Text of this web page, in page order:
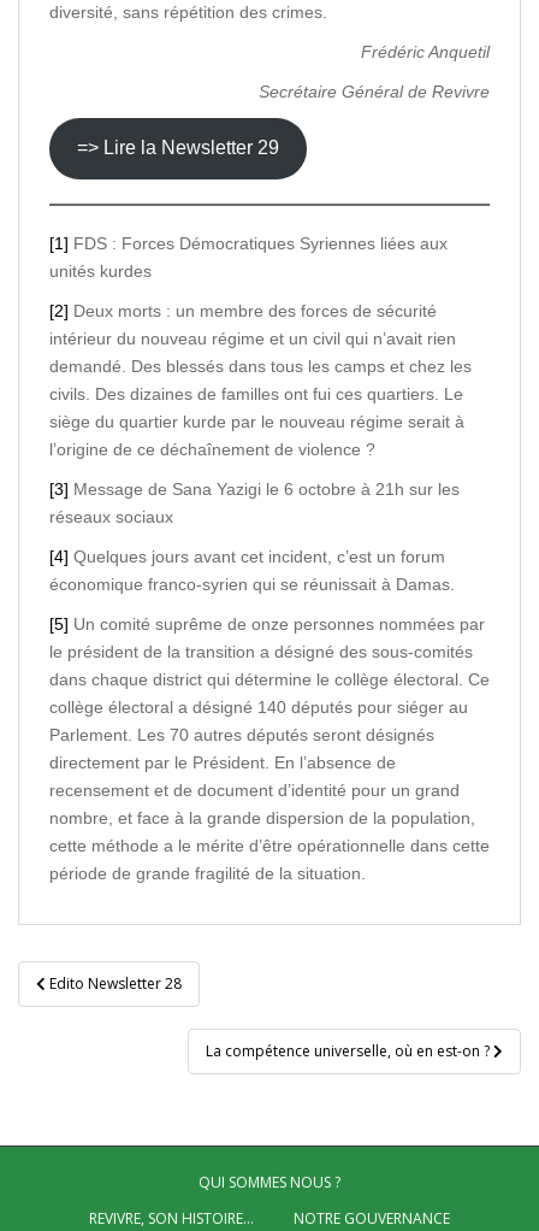
diversité, sans répétition des crimes.
Frédéric Anquetil
Secrétaire Général de Revivre
=> Lire la Newsletter 29
[1] FDS : Forces Démocratiques Syriennes liées aux
unités kurdes
[2] Deux morts : un membre des forces de sécurité
intérieur du nouveau régime et un civil qui n’avait rien
demandé. Des blessés dans tous les camps et chez les
civils. Des dizaines de familles ont fui ces quartiers. Le
siège du quartier kurde par le nouveau régime serait à
l’origine de ce déchaînement de violence ?
[3] Message de Sana Yazigi le 6 octobre à 21h sur les
réseaux sociaux
[4] Quelques jours avant cet incident, c’est un forum
économique franco-syrien qui se réunissait à Damas.
[5] Un comité suprême de onze personnes nommées par
le président de la transition a désigné des sous-comités
dans chaque district qui détermine le collège électoral. Ce
collège électoral a désigné 140 députés pour siéger au
Parlement. Les 70 autres députés seront désignés
directement par le Président. En l’absence de
recensement et de document d’identité pour un grand
nombre, et face à la grande dispersion de la population,
cette méthode a le mérite d’être opérationnelle dans cette
période de grande fragilité de la situation.
Navigation
de
Edito Newsletter 28
La compétence universelle, où en est-on ?
QUI SOMMES NOUS ?
REVIVRE, SON HISTOIRE…
NOTRE GOUVERNANCE